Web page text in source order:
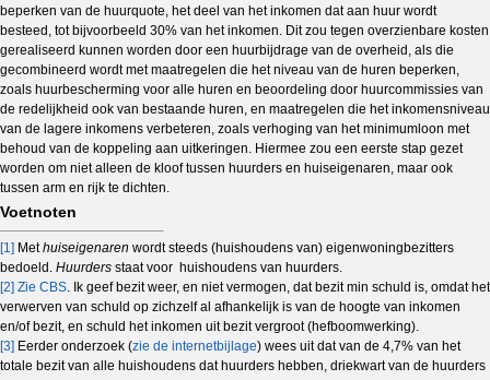
beperken van de huurquote, het deel van het inkomen dat aan huur wordt
besteed, tot bijvoorbeeld 30% van het inkomen. Dit zou tegen overzienbare kosten
gerealiseerd kunnen worden door een huurbijdrage van de overheid, als die
gecombineerd wordt met maatregelen die het niveau van de huren beperken,
zoals huurbescherming voor alle huren en beoordeling door huurcommissies van
de redelijkheid ook van bestaande huren, en maatregelen die het inkomensniveau
van de lagere inkomens verbeteren, zoals verhoging van het minimumloon met
behoud van de koppeling aan uitkeringen. Hiermee zou een eerste stap gezet
worden om niet alleen de kloof tussen huurders en huiseigenaren, maar ook
tussen arm en rijk te dichten.
Voetnoten
[1] Methuiseigenaren wordt steeds (huishoudens van) eigenwoningbezitters
bedoeld. Huurders staat voor huishoudens van huurders.
[2] Zie CBS. Ik geef bezit weer, en niet vermogen, dat bezit min schuld is, omdat het
verwerven van schuld op zichzelf al afhankelijk is van de hoogte van inkomen
en/of bezit, en schuld het inkomen uit bezit vergroot (hefboomwerking).
[3] Eerder onderzoek (zie de internetbijlage) wees uit dat van de 4,7% van het
totale bezit van alle huishoudens dat huurders hebben, driekwart van de huurders